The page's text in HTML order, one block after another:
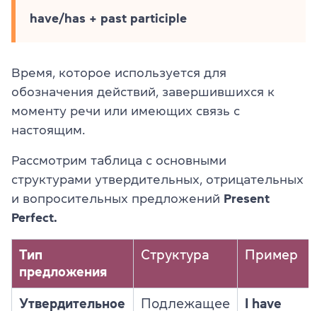
have/has + past participle
Время, которое используется для
обозначения действий, завершившихся к
моменту речи или имеющих связь с
настоящим.
Рассмотрим таблица с основными
структурами утвердительных, отрицательных
и вопросительных предложений Present
Perfect.
Тип
предложения
Структура Пример
Утвердительное
Подлежащее
I have